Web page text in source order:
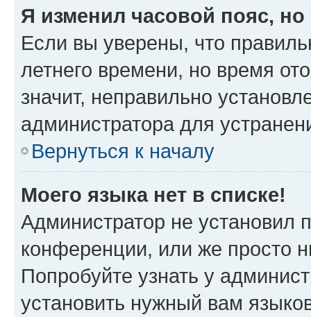
Я изменил часовой пояс,
Если вы уверены, что
летнего времени, но время
значит, неправильно
администратора для
Вернуться к началу
Моего языка нет в списке!
Администратор не установил
конференции, или же просто
Попробуйте узнать у
установить нужный вам